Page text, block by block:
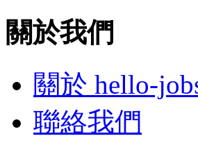
關於我們
關於 hello-
聯絡我們